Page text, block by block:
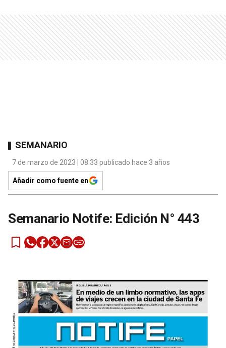
SEMANARIO
7 de marzo de 2023 | 08:33 publicado hace 3 años
Añadir como fuente en
Semanario Notife: Edición N° 443